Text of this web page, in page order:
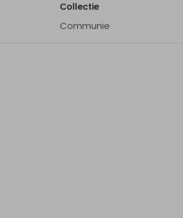
Collectie
Communie